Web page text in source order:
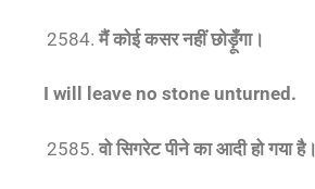
मैं कोई कसर नहीं छोड़ूँगा।
I will leave no stone unturned.
वो सिगरेट पीने का आदी हो गया है।